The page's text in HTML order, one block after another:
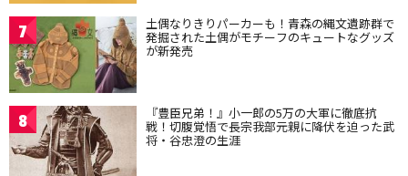
7 土偶なりきりパーカーも！青森の縄文遺跡群で
発掘された土偶がモチーフのキュートなグッズ
が新発売
8 『豊臣兄弟！』小一郎の5万の大軍に徹底抗
戦！切腹覚悟で長宗我部元親に降伏を迫った武
将・谷忠澄の生涯